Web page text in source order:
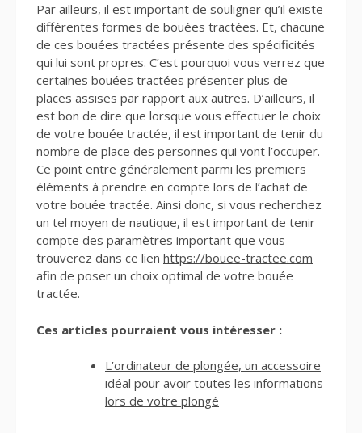
Par ailleurs, il est important de souligner qu’il existe
différentes formes de bouées tractées. Et, chacune
de ces bouées tractées présente des spécificités
qui lui sont propres. C’est pourquoi vous verrez que
certaines bouées tractées présenter plus de
places assises par rapport aux autres. D’ailleurs, il
est bon de dire que lorsque vous effectuer le choix
de votre bouée tractée, il est important de tenir du
nombre de place des personnes qui vont l’occuper.
Ce point entre généralement parmi les premiers
éléments à prendre en compte lors de l’achat de
votre bouée tractée. Ainsi donc, si vous recherchez
un tel moyen de nautique, il est important de tenir
compte des paramètres important que vous
trouverez dans ce lien https://bouee-tractee.com
afin de poser un choix optimal de votre bouée
tractée.
Ces articles pourraient vous intéresser :
L’ordinateur de plongée, un accessoire
idéal pour avoir toutes les informations
lors de votre plongé